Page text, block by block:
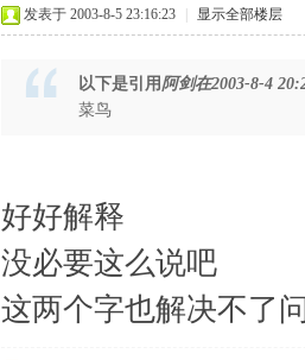
发表于 2003-8-5 23:16:23 显示全部楼层
以下是引用 阿剑在2003-8-4
菜鸟
好好解释
没必要这么说吧
这两个字也解决不了